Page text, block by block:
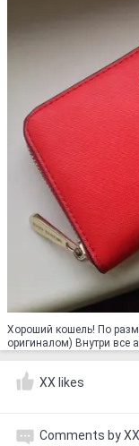
Хороший кошель! По
оригиналом) Внутри все
XX likes
Comments by